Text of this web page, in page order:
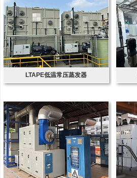
LTAPE低温常压蒸发器